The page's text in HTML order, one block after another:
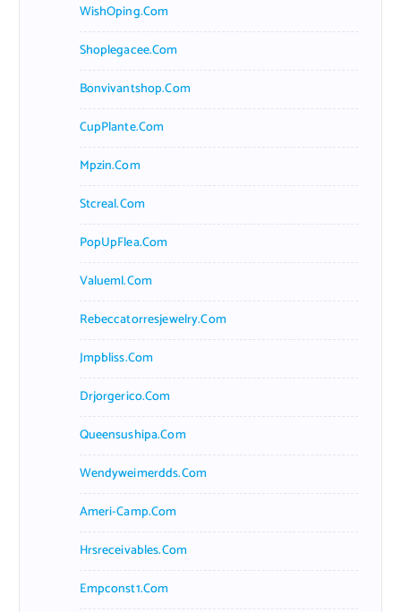
WishOping.com
Shoplegacee.com
Bonvivantshop.com
CupPlante.com
Mpzin.com
Stcreal.com
PopUpFlea.com
Valueml.com
Rebeccatorresjewelry.com
Jmpbliss.com
Drjorgerico.com
Queensushipa.com
Wendyweimerdds.com
Ameri-Camp.com
Hrsreceivables.com
Empconst1.com